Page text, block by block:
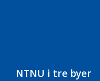
NTNU i tre byer